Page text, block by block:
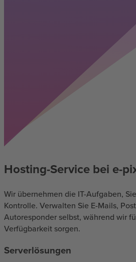
Hosting-Service bei e-
Wir übernehmen die IT-Aufgaben,
Kontrolle. Verwalten Sie E-Mails,
Autoresponder selbst, während wir
Verfügbarkeit sorgen.
Serverlösungen